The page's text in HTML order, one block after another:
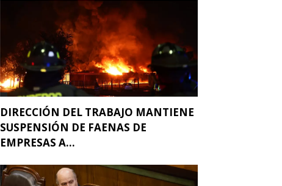
DIRECCIÓN DEL TRABAJO MANTIENE
SUSPENSIÓN DE FAENAS DE
EMPRESAS A...